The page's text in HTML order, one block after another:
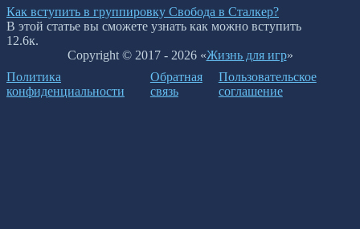
Как вступить в группировку Свобода в Сталкер?
В этой статье вы сможете узнать как можно вступить
1 2.6к.
Copyright © 2017 - 2026 «Жизнь для игр»
Политика
конфиденциальности
Обратная
связь
Пользовательское
соглашение